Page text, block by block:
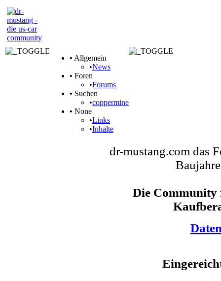
• Allgemein
•News
• Foren
•Forums
• Suchen
•coppermine
• None
•Links
•Inhalte
dr-mustang.com das
Die Community